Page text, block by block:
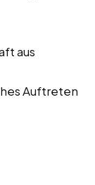
aus
Auftreten